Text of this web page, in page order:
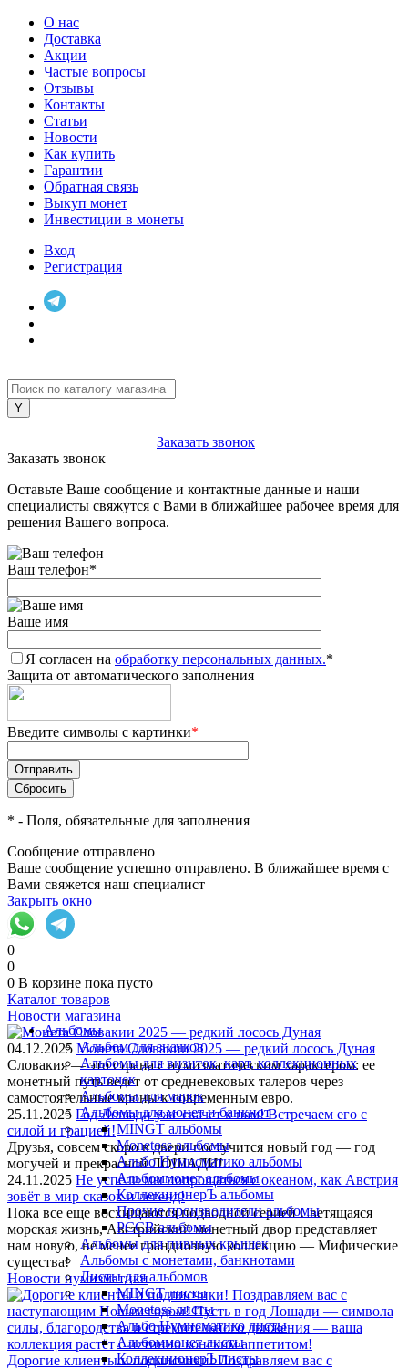
О нас
Доставка
Акции
Частые вопросы
Отзывы
Контакты
Статьи
Новости
Как купить
Гарантии
Обратная связь
Выкуп монет
Инвестиции в монеты
Вход
Регистрация
Заказать звонок
Заказать звонок
Оставьте Ваше сообщение и контактные данные и наши
специалисты свяжутся с Вами в ближайшее рабочее время для
решения Вашего вопроса.
Ваш телефон*
Ваше имя
Я согласен на обработку персональных данных.*
Защита от автоматического заполнения
Введите символы с картинки*
* - Поля, обязательные для заполнения
Сообщение отправлено
Ваше сообщение успешно отправлено. В ближайшее время с
Вами свяжется наш специалист
Закрыть окно
0
0
0 В корзине пока пусто
Каталог товаров
Альбомы
Альбом для значков
Альбомы для визиток, карт, коллекционных
карточек
Альбомы для марок
Альбомы для монет и банкнот
MINGT альбомы
Monetoss альбомы
Альбо Нумисматико альбомы
Альбоммонет альбомы
КоллекционерЪ альбомы
Прочие производители альбомы
РССВ альбомы
Альбомы для пивных крышек
Альбомы с монетами, банкнотами
Листы для альбомов
MINGT листы
Monetoss листы
Альбо Нумисматико листы
Альбоммонет листы
КоллекционерЪ листы
Новости магазина
04.12.2025 Монета Словакии 2025 — редкий лосось Дуная
Словакия — это страна с нумизматическим характером: ее
монетный путь ведет от средневековых талеров через
самостоятельные кроны к современным евро.
25.11.2025 Год Лошади уже скачет к нам! Встречаем его с
силой и грацией!
Друзья, совсем скоро в двери постучится новый год — год
могучей и прекрасной ЛОШАДИ!
24.11.2025 Не успели мы попрощаться с океаном, как Австрия
зовёт в мир сказок и легенд!
Пока все еще восхищаются подводной серией Светящаяся
морская жизнь, Австрийский монетный двор представляет
нам новую, не менее грандиозную коллекцию — Мифические
существа!
Новости нумизматики
Дорогие клиенты и подписчики! Поздравляем вас с